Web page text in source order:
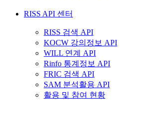
RISS API 센터
RISS 검색 API
KOCW 강의정보 API
WILL 연계 API
Rinfo 통계정보 API
FRIC 검색 API
SAM 분석활용 API
활용 및 참여 현황